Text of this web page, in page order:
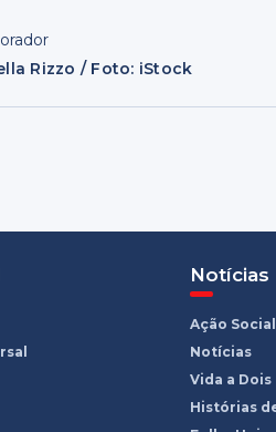
Rizzo / Foto: iStock
Notícias
Ação Social
Notícias
Vida a Dois
Histórias